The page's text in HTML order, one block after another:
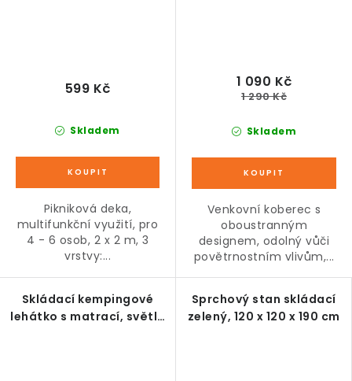
Skladem
599 Kč
Pikniková deka,
multifunkční využití, pro
4 - 6 osob, 2 x 2 m, 3
vrstvy:...
Skladem
1 090 Kč
1 290 Kč
Venkovní koberec s
oboustranným
designem, odolný vůči
povětrnostním vlivům,...
Skládací kempingové
lehátko s matrací, světle
Sprchový stan skládací
zelený, 120 x 120 x 190 cm